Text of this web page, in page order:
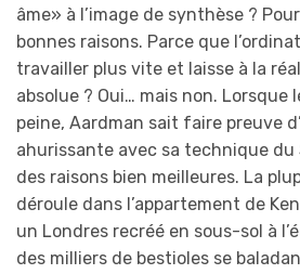
âme» à l’image de synthèse ?
bonnes raisons. Parce que
travailler plus vite et laisse à la
absolue ? Oui… mais non. Lorsque
peine, Aardman sait faire preuve
ahurissante avec sa technique du
des raisons bien meilleures. La
déroule dans l’appartement de
un Londres recréé en sous-sol à
des milliers de bestioles se